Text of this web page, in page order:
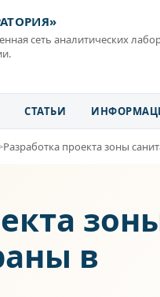
сеть аналитических
СТАТЬИ
Разработка проекта зоны
в